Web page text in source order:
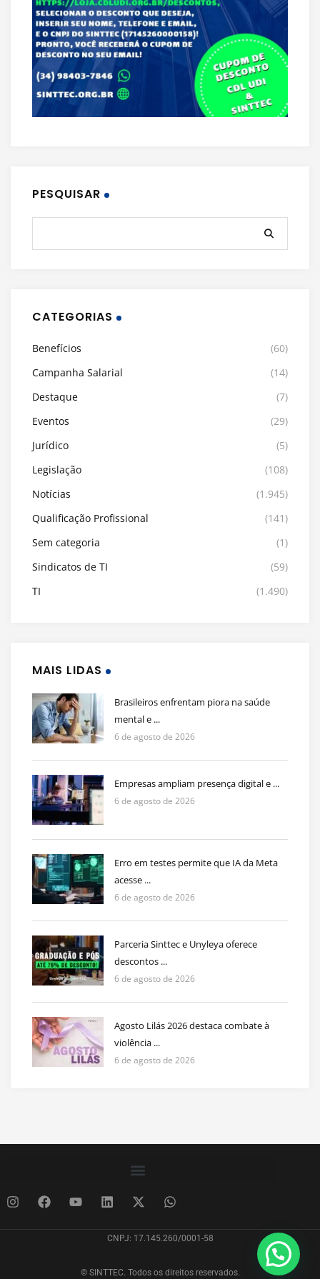
PESQUISAR
CATEGORIAS
Benefícios
(60)
Campanha Salarial
(14)
Destaque
(7)
Eventos
(29)
Jurídico
(5)
Legislação
(108)
Notícias
(1.945)
Qualificação Profissional
(141)
Sem categoria
(1)
Sindicatos de TI
(59)
TI
(1.490)
MAIS LIDAS
Brasileiros enfrentam piora na saúde
mental e ...
6 de agosto de 2026
Empresas ampliam presença digital e ...
6 de agosto de 2026
Erro em testes permite que IA da Meta
acesse ...
6 de agosto de 2026
Parceria Sinttec e Unyleya oferece
descontos ...
6 de agosto de 2026
Agosto Lilás 2026 destaca combate à
violência ...
6 de agosto de 2026
CNPJ: 17.145.260/0001-58
© SINTTEC. Todos os direitos reservados.